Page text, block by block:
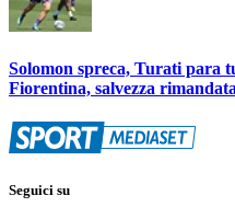
Solomon spreca, Turati para
Fiorentina, salvezza rimandata
Seguici su